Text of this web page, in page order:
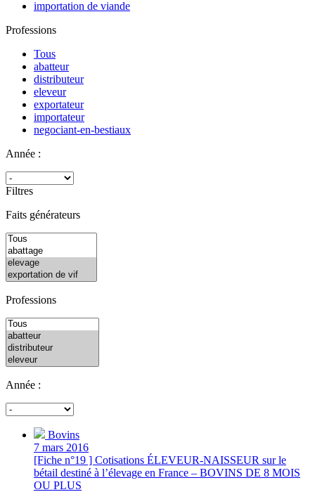
importation de viande
Professions
Tous
abatteur
distributeur
eleveur
exportateur
importateur
negociant-en-bestiaux
Année :
Filtres
Faits générateurs
Professions
Année :
Bovins
7 mars 2016
[Fiche n°19 ] Cotisations ÉLEVEUR-NAISSEUR sur le
bétail destiné à l’élevage en France – BOVINS DE 8 MOIS
OU PLUS